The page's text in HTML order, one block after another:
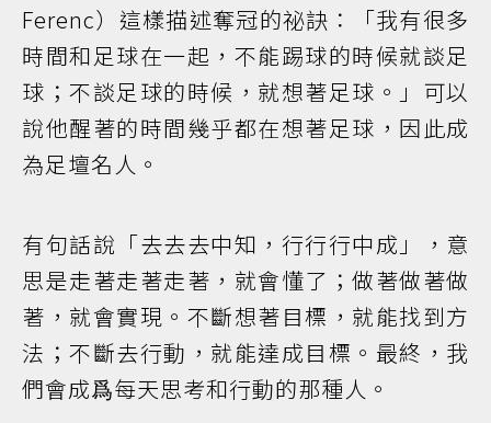
Ferenc）這樣描述奪冠的祕訣：「我有很多
時間和足球在一起，不能踢球的時候就談足
球；不談足球的時候，就想著足球。」可以
說他醒著的時間幾乎都在想著足球，因此成
為足壇名人。
有句話說「去去去中知，行行行中成」，意
思是走著走著走著，就會懂了；做著做著做
著，就會實現。不斷想著目標，就能找到方
法；不斷去行動，就能達成目標。最終，我
們會成爲每天思考和行動的那種人。